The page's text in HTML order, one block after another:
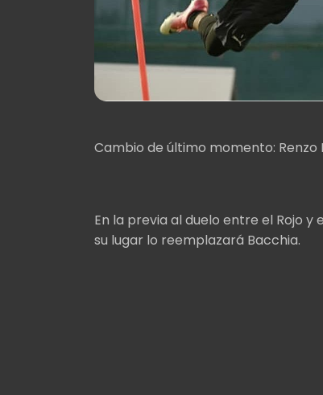
Cambio de último momento:
En la previa al duelo entre el Rojo
su lugar lo reemplazará Bacchia.